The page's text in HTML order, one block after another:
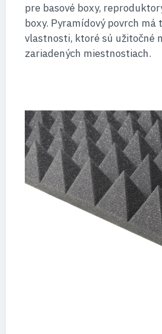
pre basové boxy,
boxy. Pyramídový povrch má
vlastnosti, ktoré sú užitočné
zariadených miestnostiach.